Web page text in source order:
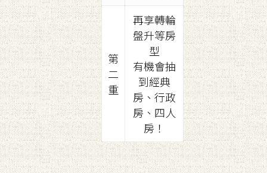
第
二
重
再享轉輪
盤升等房
型
有機會抽
到經典
房、行政
房、四人
房！